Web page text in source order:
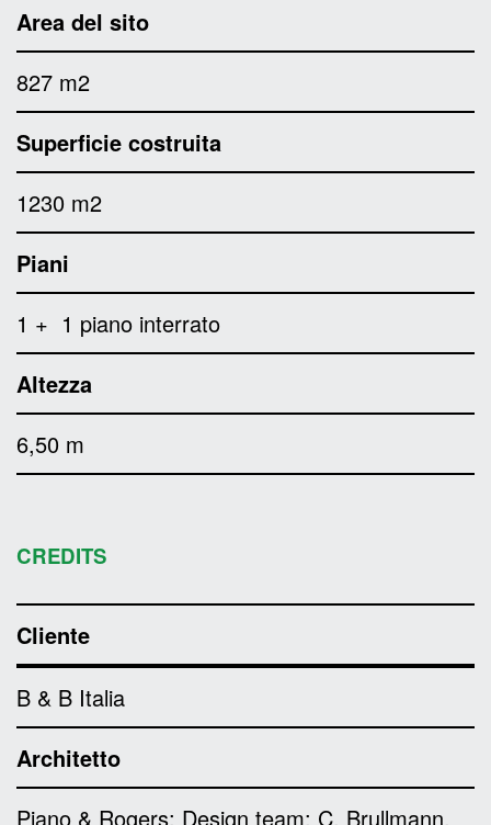
Area del sito
827 m2
Superficie costruita
1230 m2
Piani
1 + 1 piano interrato
Altezza
6,50 m
CREDITS
Cliente
B & B Italia
Architetto
Piano & Rogers; Design team: C. Brullmann,